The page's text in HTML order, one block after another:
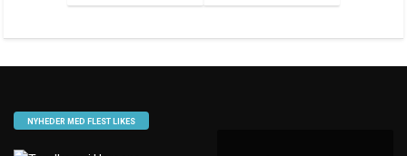
NYHEDER MED FLEST LIKES